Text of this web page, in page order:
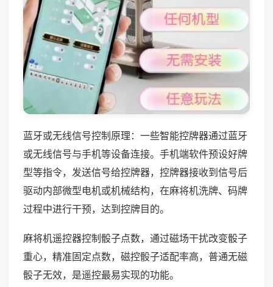
蓝牙或无线信号控制原理：一些智能控牌器通过蓝牙
或无线信号与手机等设备连接。手机端软件预设好牌
型等指令，发送信号给控牌器，控牌器接收到信号后
驱动内部微型电机或机械结构，在麻将机洗牌、码牌
过程中进行干预，达到控牌目的。
麻将机遥控器控制骰子点数，通过磁场干扰改变骰子
重心，精准固定点数，磁控骰子适配率高，普通无磁
骰子无效，是遥控最易实现的功能。